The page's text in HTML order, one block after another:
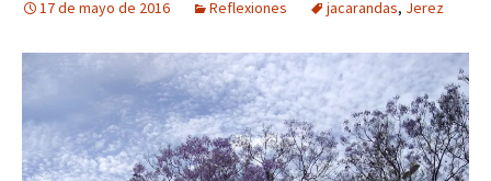
17 de mayo de 2016 Reflexiones jacarandas, Jerez